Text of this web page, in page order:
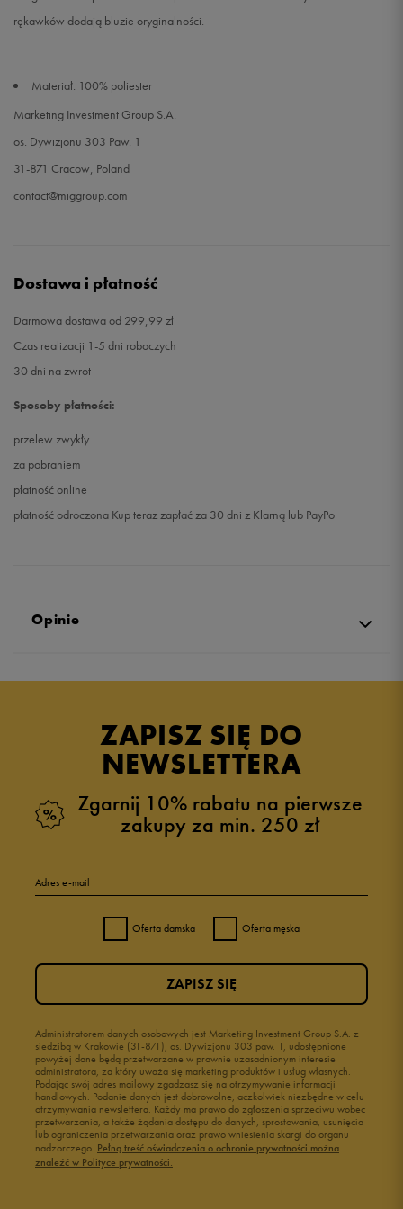
rękawków dodają bluzie oryginalności.
Materiał: 100% poliester
Marketing Investment Group S.A.
os. Dywizjonu 303 Paw. 1
31-871 Cracow, Poland
contact@miggroup.com
Dostawa i płatność
Darmowa dostawa od 299,99 zł
Czas realizacji 1-5 dni roboczych
30 dni na zwrot
Sposoby płatności:
przelew zwykły
za pobraniem
płatność online
płatność odroczona Kup teraz zapłać za 30 dni z Klarną lub PayPo
Opinie
ZAPISZ SIĘ DO
NEWSLETTERA
Zgarnij 10% rabatu na pierwsze
zakupy za min. 250 zł
Adres e-mail
Oferta damska Oferta męska
Administratorem danych osobowych jest Marketing Investment Group S.A. z
siedzibą w Krakowie (31-871), os. Dywizjonu 303 paw. 1, udostępnione
powyżej dane będą przetwarzane w prawnie uzasadnionym interesie
administratora, za który uważa się marketing produktów i usług własnych.
Podając swój adres mailowy zgadzasz się na otrzymywanie informacji
handlowych. Podanie danych jest dobrowolne, aczkolwiek niezbędne w celu
otrzymywania newslettera. Każdy ma prawo do zgłoszenia sprzeciwu wobec
przetwarzania, a także żądania dostępu do danych, sprostowania, usunięcia
lub ograniczenia przetwarzania oraz prawo wniesienia skargi do organu
nadzorczego. Pełną treść oświadczenia o ochronie prywatności można
znaleźć w Polityce prywatności.
ZAPISZ SIĘ